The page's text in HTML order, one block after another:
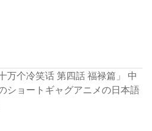
十万个冷笑话 第四話 福禄篇」 中
ショートギャグアニメの日本語